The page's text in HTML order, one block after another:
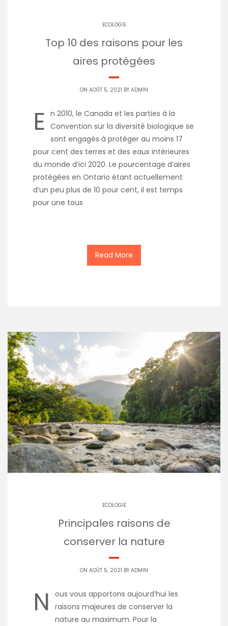
ECOLOGIE
Top 10 des raisons pour les
aires protégées
ON AOÛT 5, 2021 BY ADMIN
E n 2010, le Canada et les parties à la
Convention sur la diversité biologique se
sont engagés à protéger au moins 17
pour cent des terres et des eaux intérieures
du monde d’ici 2020. Le pourcentage d’aires
protégées en Ontario étant actuellement
d’un peu plus de 10 pour cent, il est temps
pour une tous
Read More
ECOLOGIE
Principales raisons de
conserver la nature
ON AOÛT 5, 2021 BY ADMIN
N
ous vous apportons aujourd’hui les
raisons majeures de conserver la
nature au maximum. Pour la